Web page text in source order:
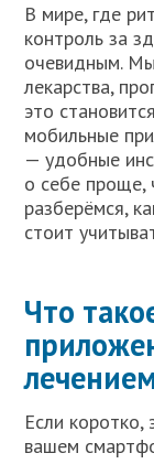
В мире, где
контроль за
очевидным.
лекарства,
это
мобильные
— удобные
о себе проще,
разберёмся,
стоит
Что
Если коротко,
вашем